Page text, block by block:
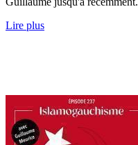
Lire plus